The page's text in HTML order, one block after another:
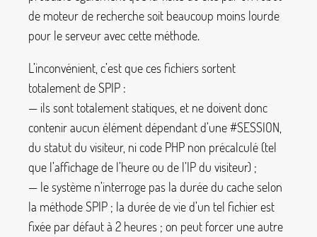
de moteur de recherche soit beaucoup moins lourde
pour le serveur avec cette méthode.
L’inconvénient, c’est que ces fichiers sortent
totalement de SPIP :
— ils sont totalement statiques, et ne doivent donc
contenir aucun élément dépendant d’une#SESSION
du statut du visiteur, ni code PHP non précalculé (tel
que l’affichage de l’heure ou de l’IP du visiteur) ;
— le système n’interroge pas la durée du cache selon
la méthode SPIP ; la durée de vie d’un tel fichier est
fixée par défaut à 2 heures ; on peut forcer une autre